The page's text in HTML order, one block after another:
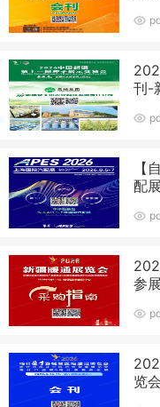
刊-
【
配
参
览